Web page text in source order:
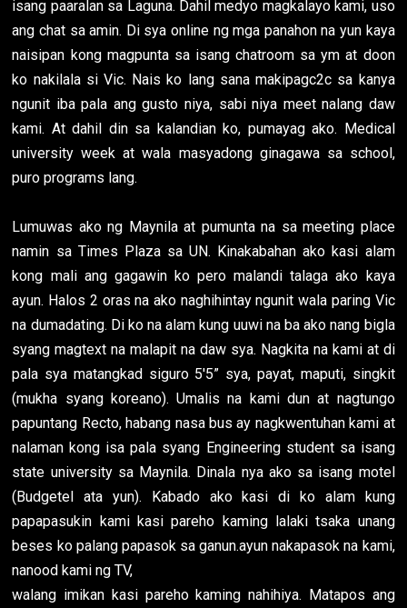
isang paaralan sa Laguna. Dahil medyo magkalayo kami, uso
ang chat sa amin. Di sya online ng mga panahon na yun kaya
naisipan kong magpunta sa isang chatroom sa ym at doon
ko nakilala si Vic. Nais ko lang sana makipagc2c sa kanya
ngunit iba pala ang gusto niya, sabi niya meet nalang daw
kami. At dahil din sa kalandian ko, pumayag ako. Medical
university week at wala masyadong ginagawa sa school,
puro programs lang.
Lumuwas ako ng Maynila at pumunta na sa meeting place
namin sa Times Plaza sa UN. Kinakabahan ako kasi alam
kong mali ang gagawin ko pero malandi talaga ako kaya
ayun. Halos 2 oras na ako naghihintay ngunit wala paring Vic
na dumadating. Di ko na alam kung uuwi na ba ako nang bigla
syang magtext na malapit na daw sya. Nagkita na kami at di
pala sya matangkad siguro 5'5” sya, payat, maputi, singkit
(mukha syang koreano). Umalis na kami dun at nagtungo
papuntang Recto, habang nasa bus ay nagkwentuhan kami at
nalaman kong isa pala syang Engineering student sa isang
state university sa Maynila. Dinala nya ako sa isang motel
(Budgetel ata yun). Kabado ako kasi di ko alam kung
papapasukin kami kasi pareho kaming lalaki tsaka unang
beses ko palang papasok sa ganun.ayun nakapasok na kami,
nanood kami ng TV,
walang imikan kasi pareho kaming nahihiya. Matapos ang